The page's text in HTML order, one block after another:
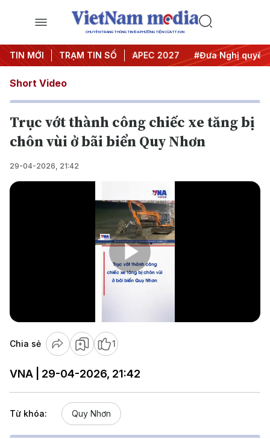
CHUYÊN TRANG THÔNG TIN ĐA PHƯƠNG TIỆN CỦA TTXVN
TIN MỚI TRẠM TIN SỐ
nghị Trung ương 3 #APEC 2027 #Đưa Nghị quyết
Short Video
Trục vớt thành công chiếc xe tăng bị
chôn vùi ở bãi biển Quy Nhơn
29-04-2026, 21:42
Play
Video
Chia sẻ 1
VNA | 29-04-2026, 21:42
Từ khóa: Quy Nhơn